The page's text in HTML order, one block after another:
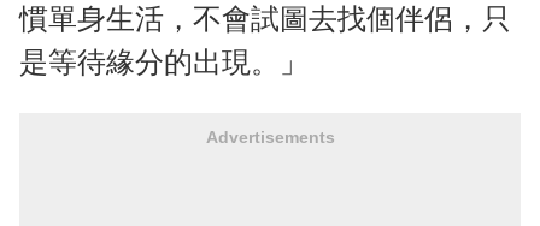
慣單身生活，不會試圖去找個伴侶，只
是等待緣分的出現。」
Advertisements